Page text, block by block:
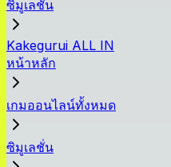
ซิมูเลชั่น
Kakegurui ALL IN
หน้าหลัก
เกมออนไลน์ทั้งหมด
ซิมูเลชั่น